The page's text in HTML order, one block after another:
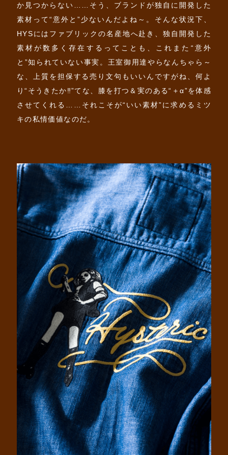
か見つからない……そう、ブランドが独自に開発した
素材って“意外と”少ないんだよね～。そんな状況下、
HYSにはファブリックの名産地へ赴き、独自開発した
素材が数多く存在するってことも、これまた“意外
と”知られていない事実。王室御用達やらなんちゃら～
な、上質を担保する売り文句もいいんですがね、何よ
り“そうきたか‼”てな、膝を打つ＆実のある“＋α”を体感
させてくれる……それこそが“いい素材”に求めるミツ
キの私情価値なのだ。